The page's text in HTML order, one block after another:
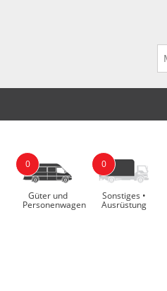
0
Güter und
Personenwagen
0
Sonstiges •
Ausrüstung